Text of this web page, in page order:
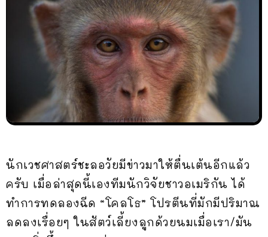
นักเวชศาสตร์ชะลอวัยมีข่าวมาให้ตื่นเต้นอีกแล้ว
ครับ เมื่อล่าสุดนี้เองทีมนักวิจัยชาวอเมริกัน ได้
ทำการทดลองฉีด “โคลโธ” โปรตีนที่มักมีปริมาณ
ลดลงเรื่อยๆ ในสัตว์เลี้ยงลูกด้วยนมเมื่อเรา/มัน